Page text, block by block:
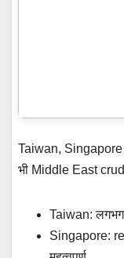
Taiwan,
भी Middle East
Taiwan:
Singapore: